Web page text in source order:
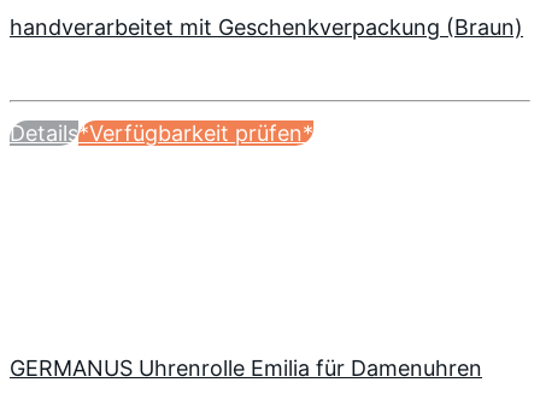
handverarbeitet mit Geschenkverpackung (Braun)
Details*Verfügbarkeit prüfen*
GERMANUS Uhrenrolle Emilia für Damenuhren